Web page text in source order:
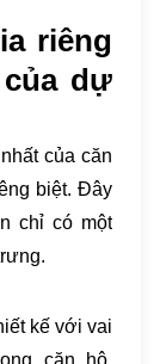
riêng
dự
của căn
biệt. Đây
chỉ có một
kế với vai
căn hộ.